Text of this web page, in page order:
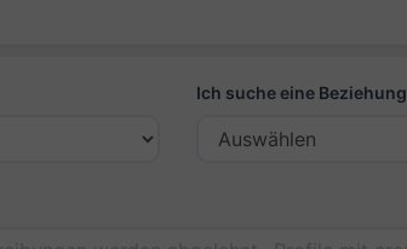
Ich suche eine Beziehung